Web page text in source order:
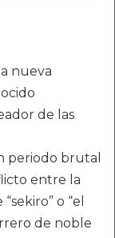
nueva
de las
periodo brutal
entre la
o “el
de noble